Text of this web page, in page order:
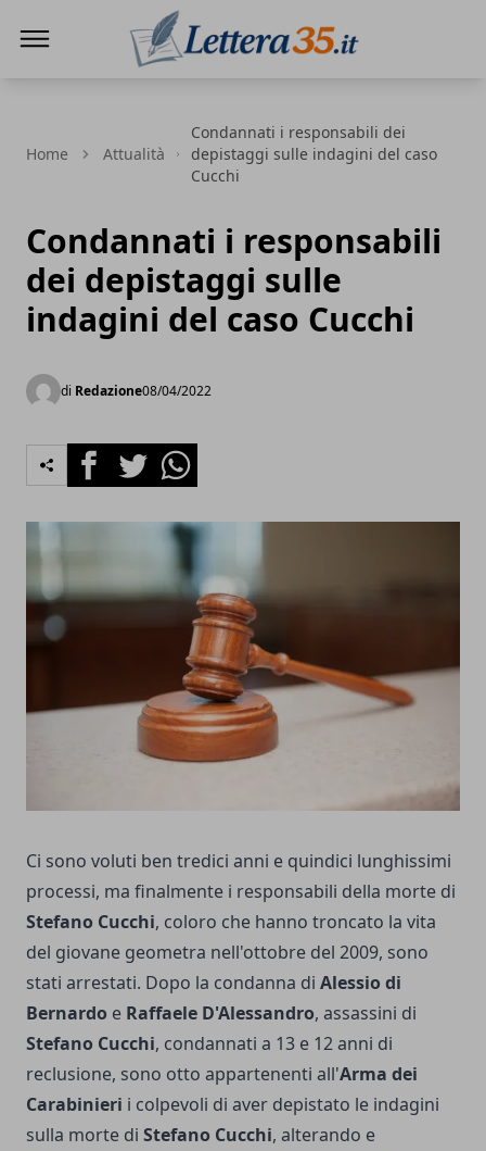
Home Attualità
Condannati i responsabili dei
depistaggi sulle indagini del caso
Cucchi
Condannati i responsabili
dei depistaggi sulle
indagini del caso Cucchi
di Redazione08/04/2022
FacebookTwitterWhatsapp
Ci sono voluti ben tredici anni e quindici lunghissimi
processi, ma finalmente i responsabili della morte di
Stefano Cucchi, coloro che hanno troncato la vita
del giovane geometra nell'ottobre del 2009, sono
stati arrestati. Dopo la condanna di Alessio di
Bernardo e Raffaele D'Alessandro, assassini di
Stefano Cucchi, condannati a 13 e 12 anni di
reclusione, sono otto appartenenti all'Arma dei
Carabinieri i colpevoli di aver depistato le indagini
sulla morte di Stefano Cucchi, alterando e